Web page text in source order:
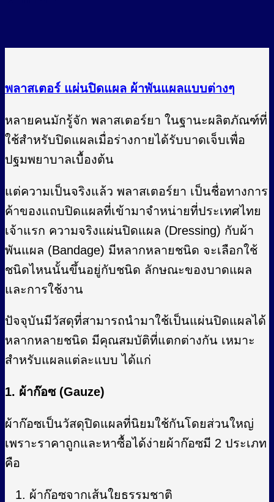
พลาสเตอร์ แผ่นปิดแผล ผ้าพันแผลแบบต่างๆ
หลายคนมักรู้จัก พลาสเตอร์ยา ในฐานะผลิตภัณฑ์ที่
ใช้สำหรับปิดแผลเมื่อร่างกายได้รับบาดเจ็บเพื่อ
ปฐมพยาบาลเบื้องต้น
แต่ความเป็นจริงแล้ว พลาสเตอร์ยา เป็นชื่อทางการ
ค้าของแถบปิดแผลที่เข้ามาจำหน่ายที่ประเทศไทย
เจ้าแรก ความจริงแผ่นปิดแผล (Dressing) กับผ้า
พันแผล (Bandage) มีหลากหลายชนิด จะเลือกใช้
ชนิดไหนนั้นขึ้นอยู่กับชนิด ลักษณะของบาดแผล
และการใช้งาน
ปัจจุบันมีวัสดุที่สามารถนำมาใช้เป็นแผ่นปิดแผลได้
หลากหลายชนิด มีคุณสมบัติที่แตกต่างกัน เหมาะ
สำหรับแผลแต่ละแบบ ได้แก่
1. ผ้าก๊อซ (Gauze)
ผ้าก๊อซเป็นวัสดุปิดแผลที่นิยมใช้กันโดยส่วนใหญ่
เพราะราคาถูกและหาซื้อได้ง่ายผ้าก๊อซมี 2 ประเภท
คือ
ผ้าก๊อซจากเส้นใยธรรมชาติ